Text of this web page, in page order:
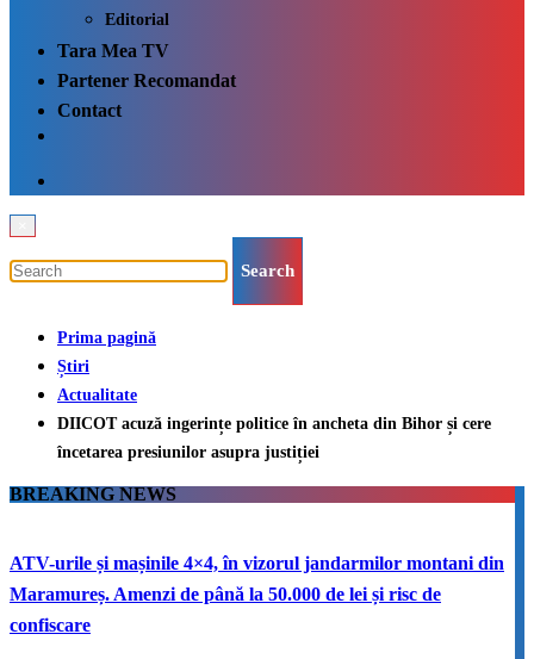
Editorial
Tara Mea TV
Partener Recomandat
Contact
Prima pagină
Știri
Actualitate
DIICOT acuză ingerințe politice în ancheta din Bihor și cere
încetarea presiunilor asupra justiției
BREAKING NEWS
ATV-urile și mașinile 4×4, în vizorul jandarmilor montani din
Maramureș. Amenzi de până la 50.000 de lei și risc de
confiscare